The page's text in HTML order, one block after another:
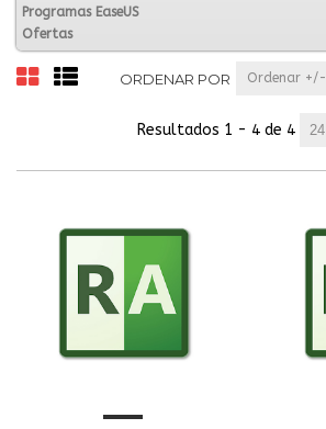
Programas EaseUS
Ofertas
ORDENAR POR Ordenar +/-
Resultados 1 - 4 de 4